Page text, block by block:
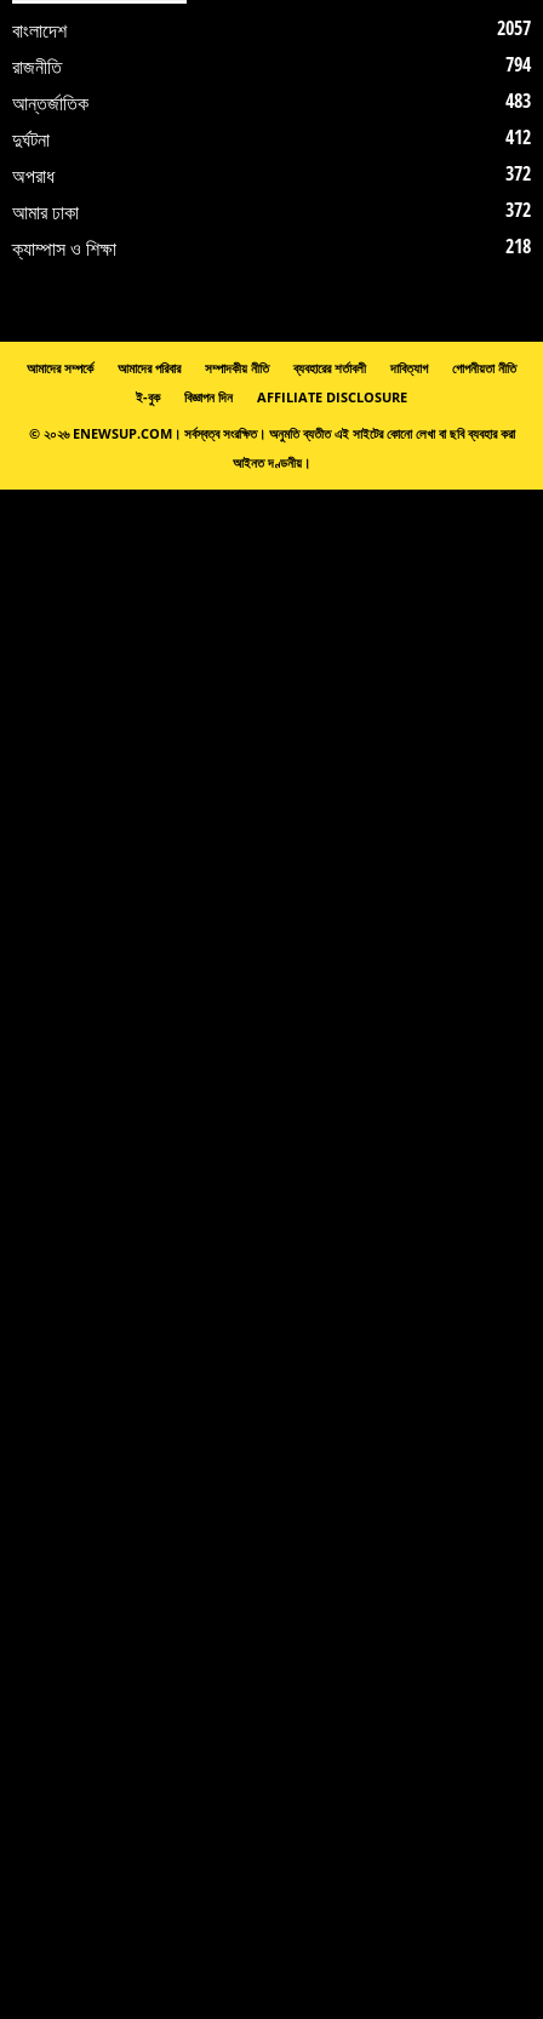
বাংলাদেশ
2057
রাজনীতি
794
আন্তর্জাতিক
483
দুর্ঘটনা
412
অপরাধ
372
আমার ঢাকা
372
ক্যাম্পাস ও শিক্ষা
218
আমাদের সম্পর্কে আমাদের পরিবার সম্পাদকীয় নীতি ব্যবহারের শর্তাবলী দাবিত্যাগ
গোপনীয়তা নীতি
ই-বুক
বিজ্ঞাপন দিন
AFFILIATE DISCLOSURE
© ২০২৬ ENEWSUP.COM। সর্বস্বত্ব সংরক্ষিত। অনুমতি ব্যতীত এই সাইটের কোনো লেখা বা ছবি ব্যবহার করা
আইনত দণ্ডনীয়।